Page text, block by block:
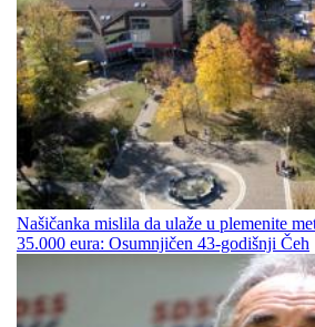
Našičanka mislila da ulaže u plemenite
35.000 eura: Osumnjičen 43-godišnji Čeh